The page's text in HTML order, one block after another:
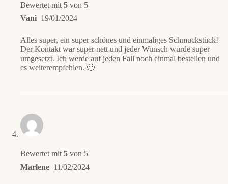
Bewertet mit 5 von 5
Vani–19/01/2024
Alles super, ein super schönes und einmaliges Schmuckstück!
Der Kontakt war super nett und jeder Wunsch wurde super
umgesetzt. Ich werde auf jeden Fall noch einmal bestellen und
es weiterempfehlen. 🙂
Bewertet mit 5 von 5
Marlene–11/02/2024